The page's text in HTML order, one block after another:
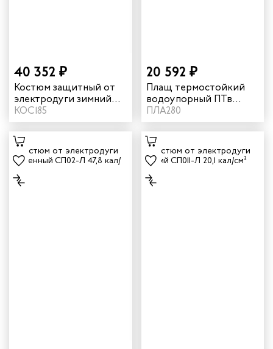
40 352 ₽
Костюм защитный от
электродуги зимний
"СП08-З" 67,4 кал/см²
цвет оранжевый/синий
КОС185
20 592 ₽
Плащ термостойкий
водоупорный ПТв
644W 16 кал/см² цвет
синий
ПЛА280